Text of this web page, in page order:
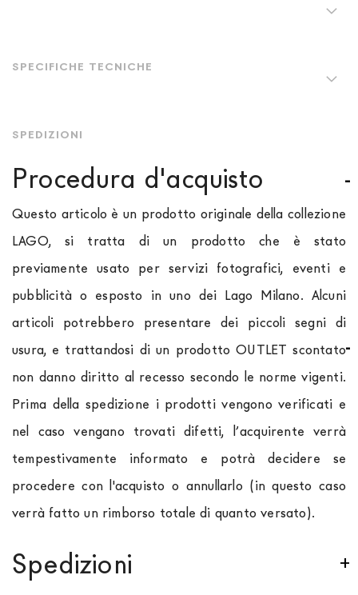
SPECIFICHE TECNICHE
SPEDIZIONI
Procedura d'acquisto
Questo articolo è un prodotto originale della collezione
LAGO, si tratta di un prodotto che è stato
previamente usato per servizi fotografici, eventi e
pubblicità o esposto in uno dei Lago Milano. Alcuni
articoli potrebbero presentare dei piccoli segni di
usura, e trattandosi di un prodotto OUTLET scontato
non danno diritto al recesso secondo le norme vigenti.
Prima della spedizione i prodotti vengono verificati e
nel caso vengano trovati difetti, l’acquirente verrà
tempestivamente informato e potrà decidere se
procedere con l'acquisto o annullarlo (in questo caso
verrà fatto un rimborso totale di quanto versato).
Spedizioni